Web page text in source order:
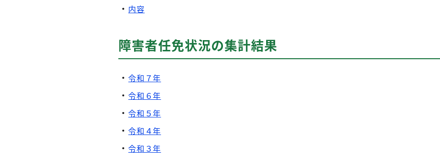
内容
障害者任免状況の集計結果
令和７年
令和６年
令和５年
令和４年
令和３年